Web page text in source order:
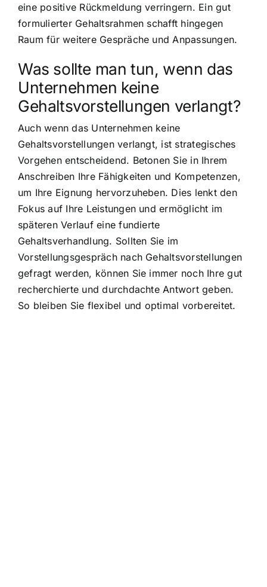
eine positive Rückmeldung verringern. Ein gut
formulierter Gehaltsrahmen schafft hingegen
Raum für weitere Gespräche und Anpassungen.
Was sollte man tun, wenn das
Unternehmen keine
Gehaltsvorstellungen verlangt?
Auch wenn das Unternehmen keine
Gehaltsvorstellungen verlangt, ist strategisches
Vorgehen entscheidend. Betonen Sie in Ihrem
Anschreiben Ihre Fähigkeiten und Kompetenzen,
um Ihre Eignung hervorzuheben. Dies lenkt den
Fokus auf Ihre Leistungen und ermöglicht im
späteren Verlauf eine fundierte
Gehaltsverhandlung. Sollten Sie im
Vorstellungsgespräch nach Gehaltsvorstellungen
gefragt werden, können Sie immer noch Ihre gut
recherchierte und durchdachte Antwort geben.
So bleiben Sie flexibel und optimal vorbereitet.